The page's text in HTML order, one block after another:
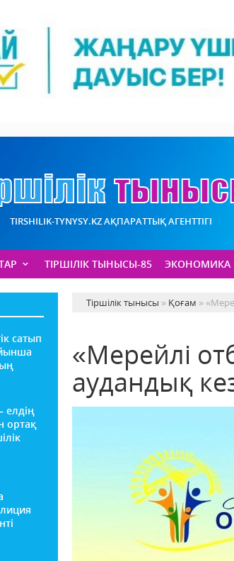
TIRSHILIK-TYNYSY.KZ АҚПАРАТТЫҚ АГЕНТТІГІ
ТІРШІЛІК ТЫНЫСЫ-85 ЭКОНОМИКА
сатып
елдің
ортақ
Тіршілік тынысы » Қоғам »
«Мерейлі
аудандық